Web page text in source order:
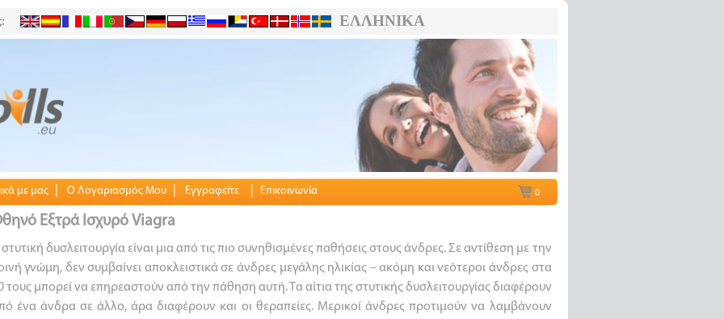
ΕΛΛΗΝΙΚΆ
με μας Ο Λογαριασμός Μου Εγγραφείτε Επικοινωνία 0
Εξτρά Ισχυρό Viagra
δυσλειτουργία είναι μια από τις πιο συνηθισμένες παθήσεις στους άνδρες. Σε αντίθεση με την
γνώμη, δεν συμβαίνει αποκλειστικά σε άνδρες μεγάλης ηλικίας – ακόμη και νεότεροι άνδρες στα
τους μπορεί να επηρεαστούν από την πάθηση αυτή. Τα αίτια της στυτικής δυσλειτουργίας διαφέρουν
ένα άνδρα σε άλλο, άρα διαφέρουν και οι θεραπείες. Μερικοί άνδρες προτιμούν να λαμβάνουν